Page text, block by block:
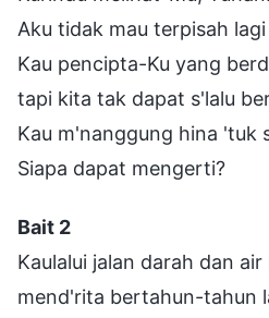
Aku tidak mau terpisah
Kau pencipta-Ku yang
tapi kita tak dapat s'lalu
Kau m'nanggung hina 'tuk
Siapa dapat mengerti?
Bait 2
Kaulalui jalan darah dan air
mend'rita bertahun-tahun